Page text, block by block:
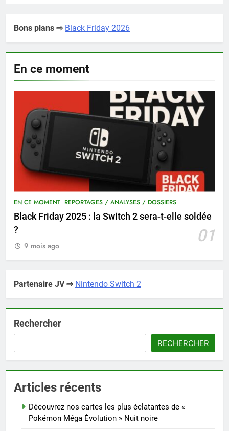
Bons plans ⇨ Black Friday 2026
En ce moment
EN CE MOMENT REPORTAGES / ANALYSES / DOSSIERS
Black Friday 2025 : la Switch 2 sera-t-elle soldée
?
01
9 mois ago
Partenaire JV ⇨ Nintendo Switch 2
Rechercher
RECHERCHER
Articles récents
Découvrez nos cartes les plus éclatantes de «
Pokémon Méga Évolution » Nuit noire